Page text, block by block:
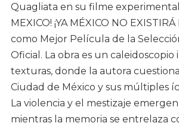
Quagliata en su filme experimental
MEXICO! ¡YA MÉXICO NO
como Mejor Película de la
Oficial. La obra es un caleidoscopio
texturas, donde la autora
Ciudad de México y sus múltiples
La violencia y el mestizaje
mientras la memoria se entrelaza